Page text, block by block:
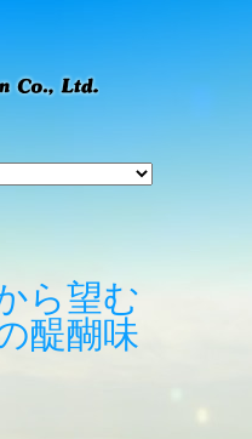
ら望む
醍醐味